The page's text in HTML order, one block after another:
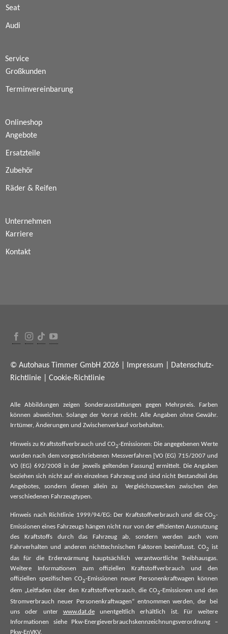
Seat
Audi
Service
Großkunden
Terminvereinbarung
Onlineshop
Angebote
Ersatzteile
Zubehör
Räder & Reifen
Unternehmen
Karriere
Kontakt
© Autohaus Timmer GmbH 2026 | Impressum
Datenschutz-
Richtlinie
Cookie-Richtlinie
Alle Abbildungen zeigen Sonderausstattungen gegen Mehrpreis. Farben
können abweichen. Solange der Vorrat reicht. Alle Angaben ohne Gewähr.
Irrtümer, Änderungen und Zwischenverkauf vorbehalten.
Hinweis zu Kraftstoffverbrauch und CO2-Emissionen: Die angegebenen Werte
wurden nach dem vorgeschriebenen Messverfahren [VO (EG) 715/2007 und
VO (EG) 692/2008 in der jeweils geltenden Fassung] ermittelt. Die Angaben
beziehen sich nicht auf ein einzelnes Fahrzeug und sind nicht Bestandteil des
Angebotes, sondern dienen allein zu Vergleichszwecken zwischen den
verschiedenen Fahrzeugtypen.
Hinweis nach Richtlinie 1999/94/EG: Der Kraftstoffverbrauch und die CO2-
Emissionen eines Fahrzeugs hängen nicht nur von der effizienten Ausnutzung
des Kraftstoffs durch das Fahrzeug ab, sondern werden auch vom
Fahrverhalten und anderen nichttechnischen Faktoren beeinflusst. CO2 ist
das für die Erderwärmung hauptsächlich verantwortliche Treibhausgas.
Weitere Informationen zum offiziellen Kraftstoffverbrauch und den
offiziellen spezifischen CO2-Emissionen neuer Personenkraftwagen können
dem „Leitfaden über den Kraftstoffverbrauch, die CO2-Emissionen und den
Stromverbrauch neuer Personenkraftwagen“ entnommen werden, der bei
uns oder unter www.dat.deunentgeltlich erhältlich ist. Für weitere
Informationen siehe Pkw-Energieverbrauchskennzeichnungsverordnung –
Pkw-EnVKV.